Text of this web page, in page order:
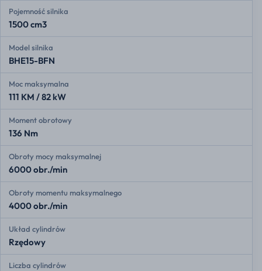
Pojemność silnika
1500 cm3
Model silnika
BHE15-BFN
Moc maksymalna
111 KM / 82 kW
Moment obrotowy
136 Nm
Obroty mocy maksymalnej
6000 obr./min
Obroty momentu maksymalnego
4000 obr./min
Układ cylindrów
Rzędowy
Liczba cylindrów